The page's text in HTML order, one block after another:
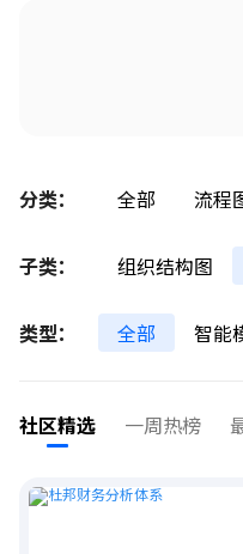
分类： 全部 流程
子类： 组织结构图
类型： 全部 智能
社区精选 一周热榜